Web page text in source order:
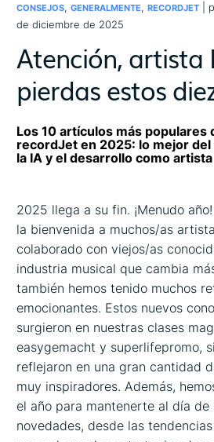
CONSEJOS,GENERALMENTE,RECORDJET |
de diciembre de 2025
Atención, artista
pierdas estos
Los 10 artículos más populares
recordJet en 2025: lo mejor
la IA y el desarrollo como artista
2025 llega a su fin. ¡Menudo
la bienvenida a muchos/as
colaborado con viejos/as
industria musical que cambia
también hemos tenido muchos
emocionantes. Estos nuevos
surgieron en nuestras clases
easygemacht y superlifepromo,
reflejaron en una gran cantidad
muy inspiradores. Además,
el año para mantenerte al día de
novedades, desde las